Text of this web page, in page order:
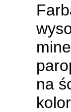
na